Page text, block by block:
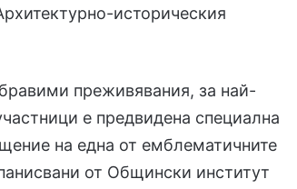
историческия
преживявания, за най-
е предвидена специална
на една от емблематичните
от Общински институт